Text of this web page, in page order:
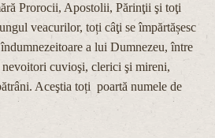
Prorocii, Apostolii, Părinţii şi toţi
veacurilor, toți câţi se împărtășesc
a lui Dumnezeu, între
nevoitori cuvioşi, clerici şi mireni,
Aceştia toți poartă numele de